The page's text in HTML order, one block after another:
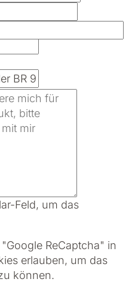
Feld, um das
"Google ReCaptcha" in
erlauben, um das
können.